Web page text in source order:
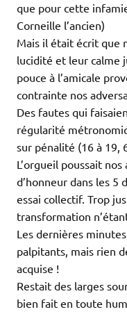
que pour cette
Corneille l’ancien)
Mais il était écrit que
lucidité et leur calme
pouce à l’amicale
contrainte nos
Des fautes qui
régularité
sur pénalité (16 à 19,
L’orgueil poussait
d’honneur dans les 5
essai collectif. Trop
transformation
Les dernières
palpitants, mais rien
acquise !
Restait des larges
bien fait en toute